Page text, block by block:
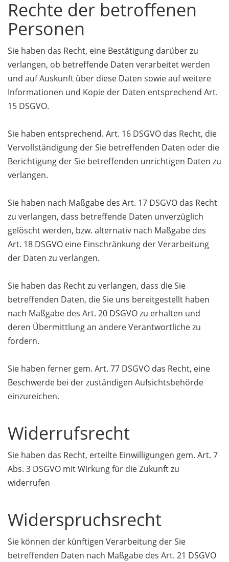
Rechte der betroffenen
Personen
Sie haben das Recht, eine Bestätigung darüber zu
verlangen, ob betreffende Daten verarbeitet werden
und auf Auskunft über diese Daten sowie auf weitere
Informationen und Kopie der Daten entsprechend Art.
15 DSGVO.
Sie haben entsprechend. Art. 16 DSGVO das Recht, die
Vervollständigung der Sie betreffenden Daten oder die
Berichtigung der Sie betreffenden unrichtigen Daten zu
verlangen.
Sie haben nach Maßgabe des Art. 17 DSGVO das Recht
zu verlangen, dass betreffende Daten unverzüglich
gelöscht werden, bzw. alternativ nach Maßgabe des
Art. 18 DSGVO eine Einschränkung der Verarbeitung
der Daten zu verlangen.
Sie haben das Recht zu verlangen, dass die Sie
betreffenden Daten, die Sie uns bereitgestellt haben
nach Maßgabe des Art. 20 DSGVO zu erhalten und
deren Übermittlung an andere Verantwortliche zu
fordern.
Sie haben ferner gem. Art. 77 DSGVO das Recht, eine
Beschwerde bei der zuständigen Aufsichtsbehörde
einzureichen.
Widerrufsrecht
Sie haben das Recht, erteilte Einwilligungen gem. Art. 7
Abs. 3 DSGVO mit Wirkung für die Zukunft zu
widerrufen
Widerspruchsrecht
Sie können der künftigen Verarbeitung der Sie
betreffenden Daten nach Maßgabe des Art. 21 DSGVO